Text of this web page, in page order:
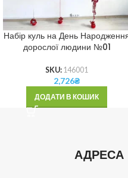
Набір куль на День
дорослої людини №01
SKU: 146001
2,726₴
ДОДАТИ В КОШИК
АДРЕСА